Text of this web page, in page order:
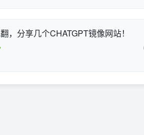
，分享几个CHATGPT镜像网站！